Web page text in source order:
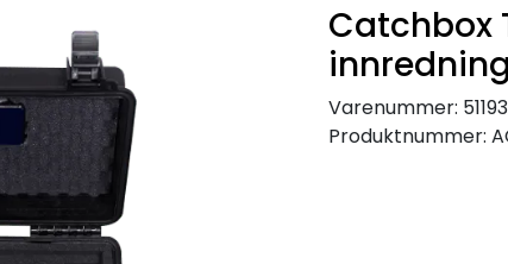
Catchbox
Varenummer:
Produktnummer: